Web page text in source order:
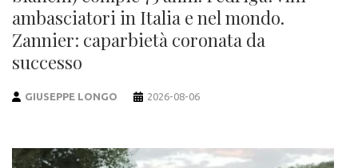
ambasciatori in Italia e nel mondo.
Zannier: caparbietà coronata da
successo
GIUSEPPE LONGO 2026-08-06